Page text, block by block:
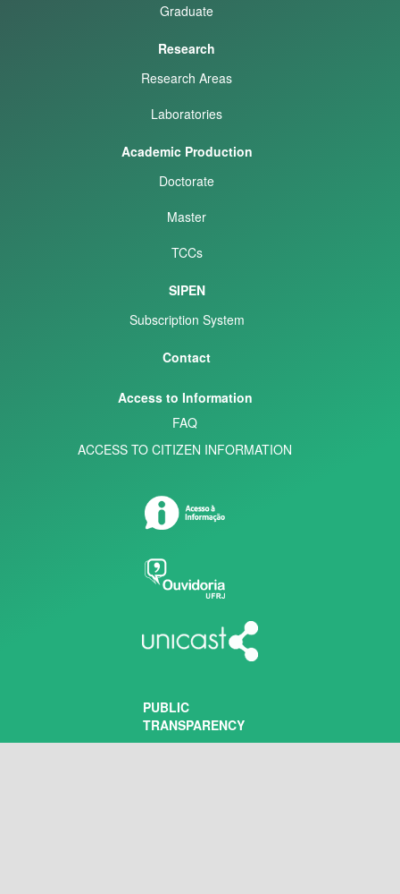
Graduate
Research
Research Areas
Laboratories
Academic Production
Doctorate
Master
TCCs
SIPEN
Subscription System
Contact
Access to Information
FAQ
ACCESS TO CITIZEN INFORMATION
PUBLIC
TRANSPARENCY